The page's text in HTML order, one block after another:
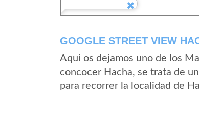
GOOGLE STREET VIEW
Aqui os dejamos uno de los
concocer Hacha, se trata de
para recorrer la localidad de